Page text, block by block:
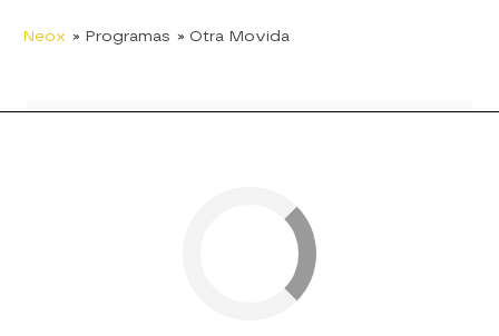
Neox » Programas » Otra Movida